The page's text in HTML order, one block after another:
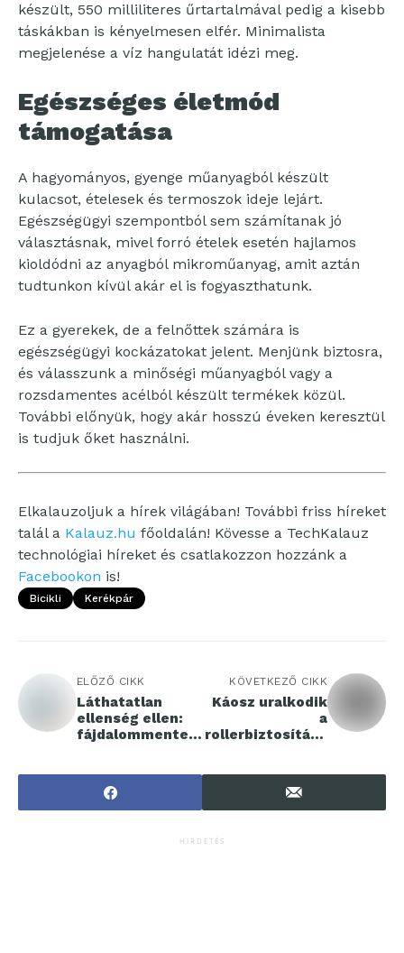
készült, 550 milliliteres űrtartalmával pedig a kisebb
táskákban is kényelmesen elfér. Minimalista
megjelenése a víz hangulatát idézi meg.
Egészséges életmód
támogatása
A hagyományos, gyenge műanyagból készült
kulacsot, ételesek és termoszok ideje lejárt.
Egészségügyi szempontból sem számítanak jó
választásnak, mivel forró ételek esetén hajlamos
kioldódni az anyagból mikroműanyag, amit aztán
tudtunkon kívül akár el is fogyaszthatunk.
Ez a gyerekek, de a felnőttek számára is
egészségügyi kockázatokat jelent. Menjünk biztosra,
és válasszunk a minőségi műanyagból vagy a
rozsdamentes acélból készült termékek közül.
További előnyük, hogy akár hosszú éveken keresztül
is tudjuk őket használni.
Elkalauzoljuk a hírek világában! További friss híreket
talál a Kalauz.hu főoldalán! Kövesse a TechKalauz
technológiai híreket és csatlakozzon hozzánk a
Facebookon is!
Bicikli Kerékpár
ELŐZŐ CIKK
Láthatatlan
ellenség ellen:
fájdalommentes
fogápolást
KÖVETKEZŐ CIKK
Káosz uralkodik
a
rollerbiztosításo
HIRDETÉS